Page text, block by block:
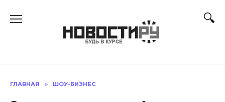
ГЛАВНАЯ » ШОУ-БИЗНЕС